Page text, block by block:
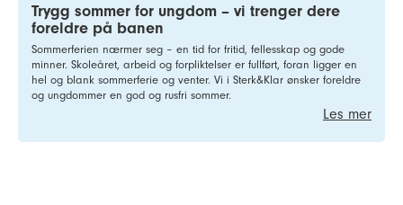
Trygg sommer for ungdom – vi trenger dere
foreldre på banen
Sommerferien nærmer seg – en tid for fritid, fellesskap og gode
minner. Skoleåret, arbeid og forpliktelser er fullført, foran ligger en
hel og blank sommerferie og venter. Vi i Sterk&Klar ønsker foreldre
og ungdommer en god og rusfri sommer.
Les mer